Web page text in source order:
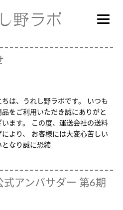
ちは、うれし野ラボです。 いつも
品をご利用いただき誠にありがと
います。 この度、運送会社の送料
により、 お客様には大変心苦しい
となり誠に恐縮
式アンバサダー 第6期